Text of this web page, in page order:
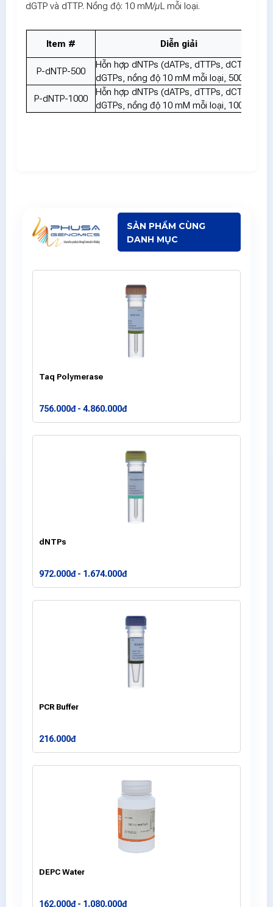
dGTP và dTTP. Nồng độ: 10 mM/µL mỗi loại.
Item # Diễn giải
P-dNTP-500
Hỗn hợp dNTPs (dATPs, dTTPs, dCTPs,
dGTPs, nồng độ 10 mM mỗi loại, 500 μL
P-dNTP-1000
Hỗn hợp dNTPs (dATPs, dTTPs, dCTPs,
dGTPs, nồng độ 10 mM mỗi loại, 1000 μL
SẢN PHẨM CÙNG
DANH MỤC
Taq Polymerase
756.000đ - 4.860.000đ
dNTPs
972.000đ - 1.674.000đ
PCR Buffer
216.000đ
DEPC Water
162.000đ - 1.080.000đ